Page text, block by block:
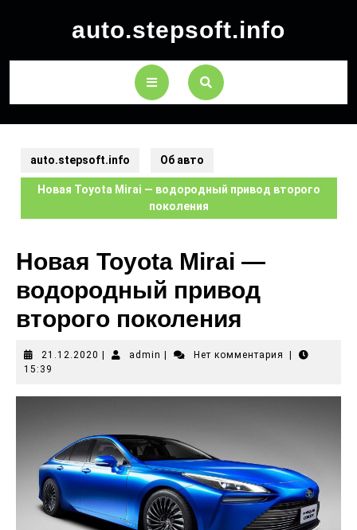
auto.stepsoft.info
auto.stepsoft.info Об авто
Новая Toyota Mirai — водородный привод второго
поколения
Новая Toyota Mirai —
водородный привод
второго поколения
21.12.2020 admin Нет комментария
15:39